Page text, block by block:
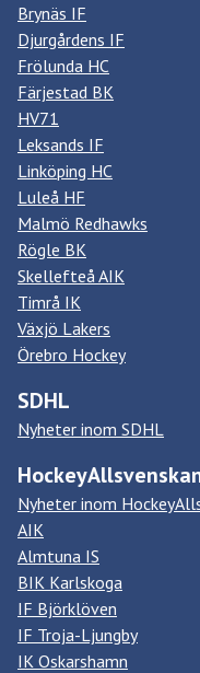
Brynäs IF
Djurgårdens IF
Frölunda HC
Färjestad BK
HV71
Leksands IF
Linköping HC
Luleå HF
Malmö Redhawks
Rögle BK
Skellefteå AIK
Timrå IK
Växjö Lakers
Örebro Hockey
SDHL
Nyheter inom SDHL
Nyheter inom
AIK
Almtuna IS
BIK Karlskoga
IF Björklöven
IF Troja-Ljungby
IK Oskarshamn